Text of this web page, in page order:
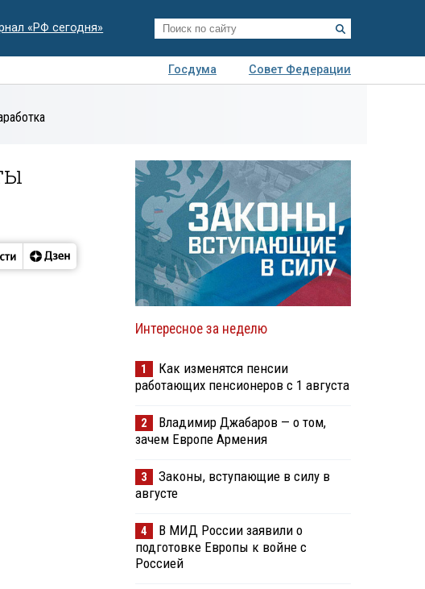
«РФ сегодня»
Госдума
Совет Федерации
экспертиза
Интересное за неделю
1
Как изменятся пенсии
работающих пенсионеров с 1 августа
2
Владимир Джабаров — о том,
зачем Европе Армения
3
Законы, вступающие в силу в
августе
4
В МИД России заявили о
подготовке Европы к войне с
Россией